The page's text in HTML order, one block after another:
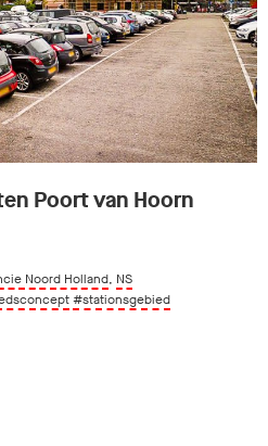
Poort van Hoorn
Noord Holland, NS
#stationsgebied